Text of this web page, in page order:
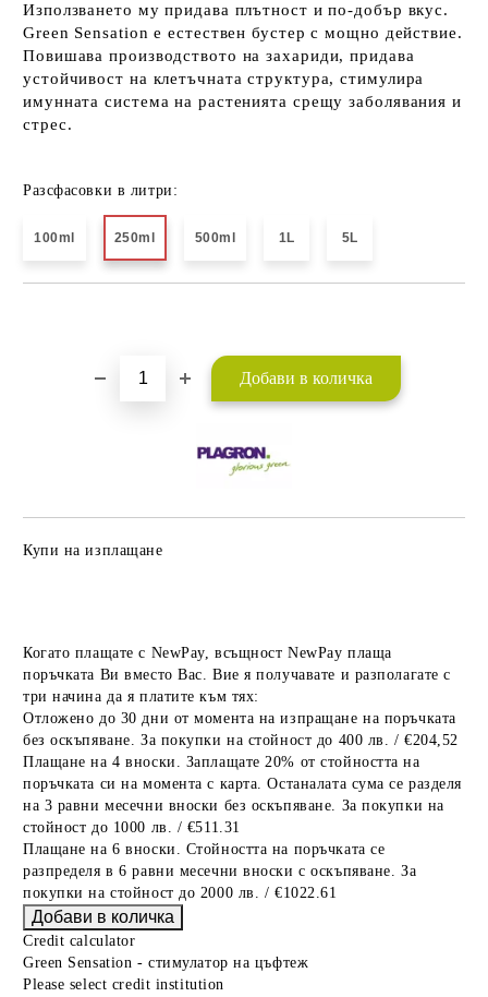
Използването му придава плътност и по-добър вкус.
Green Sensation е естествен бустер с мощно действие.
Повишава производството на захариди, придава
устойчивост на клетъчната структура, стимулира
имунната система на растенията срещу заболявания и
стрес.
Разсфасовки в литри:
100ml 250ml 500ml 1L 5L
Купи на изплащане
Когато плащате с NewPay, всъщност NewPay плаща
поръчката Ви вместо Вас. Вие я получавате и разполагате с
три начина да я платите към тях:
Отложено до 30 дни от момента на изпращане на поръчката
без оскъпяване. За покупки на стойност до 400 лв. / €204,52
Плащане на 4 вноски. Заплащате 20% от стойността на
поръчката си на момента с карта. Останалата сума се разделя
на 3 равни месечни вноски без оскъпяване. За покупки на
стойност до 1000 лв. / €511.31
Плащане на 6 вноски. Стойността на поръчката се
разпределя в 6 равни месечни вноски с оскъпяване. За
покупки на стойност до 2000 лв. / €1022.61
Credit calculator
Green Sensation - стимулатор на цъфтеж
Please select credit institution